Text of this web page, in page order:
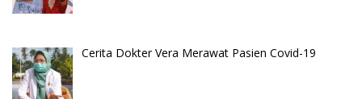
Cerita Dokter Vera Merawat Pasien Covid-19